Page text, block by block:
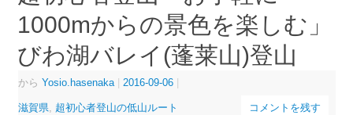
1000mからの景色を楽しむ」
びわ湖バレイ(蓬莱山)登山
から Yosio.hasenaka | 2016-09-06 |
滋賀県, 超初心者登山の低山ルート コメントを残す